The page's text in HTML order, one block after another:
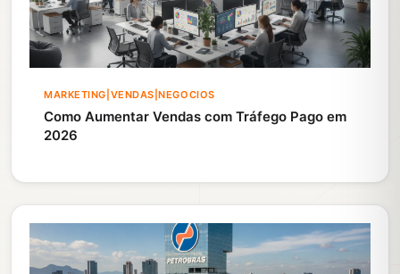
MARKETING|VENDAS|NEGOCIOS
Como Aumentar Vendas com Tráfego Pago em
2026